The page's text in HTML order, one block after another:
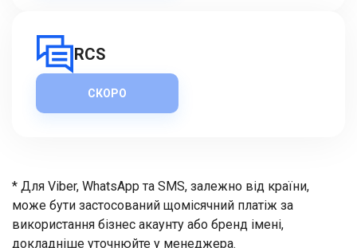
RCS
СКОРО
* Для Viber, WhatsApp та SMS, залежно від країни,
може бути застосований щомісячний платіж за
використання бізнес акаунту або бренд імені,
докладніше уточнюйте у менеджера.